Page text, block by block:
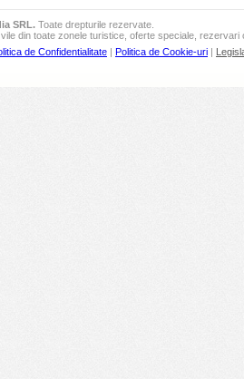
SRL. Toate drepturile rezervate.
din toate zonele turistice, oferte speciale, rezervari
de Confidentialitate | Politica de Cookie-uri |